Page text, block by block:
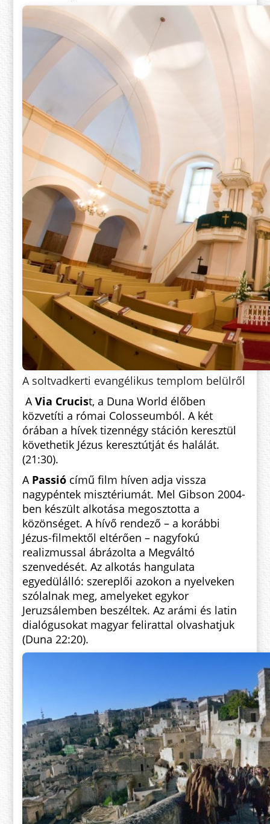
A soltvadkerti evangélikus templom belülről
AVia Crucist, a Duna World élőben
közvetíti a római Colosseumból. A két
órában a hívek tizennégy stáción keresztül
követhetik Jézus keresztútját és halálát.
(21:30).
A Passió című film híven adja vissza
nagypéntek misztériumát. Mel Gibson 2004-
ben készült alkotása megosztotta a
közönséget. A hívő rendező – a korábbi
Jézus-filmektől eltérően – nagyfokú
realizmussal ábrázolta a Megváltó
szenvedését. Az alkotás hangulata
egyedülálló: szereplői azokon a nyelveken
szólalnak meg, amelyeket egykor
Jeruzsálemben beszéltek. Az arámi és latin
dialógusokat magyar felirattal olvashatjuk
(Duna 22:20).